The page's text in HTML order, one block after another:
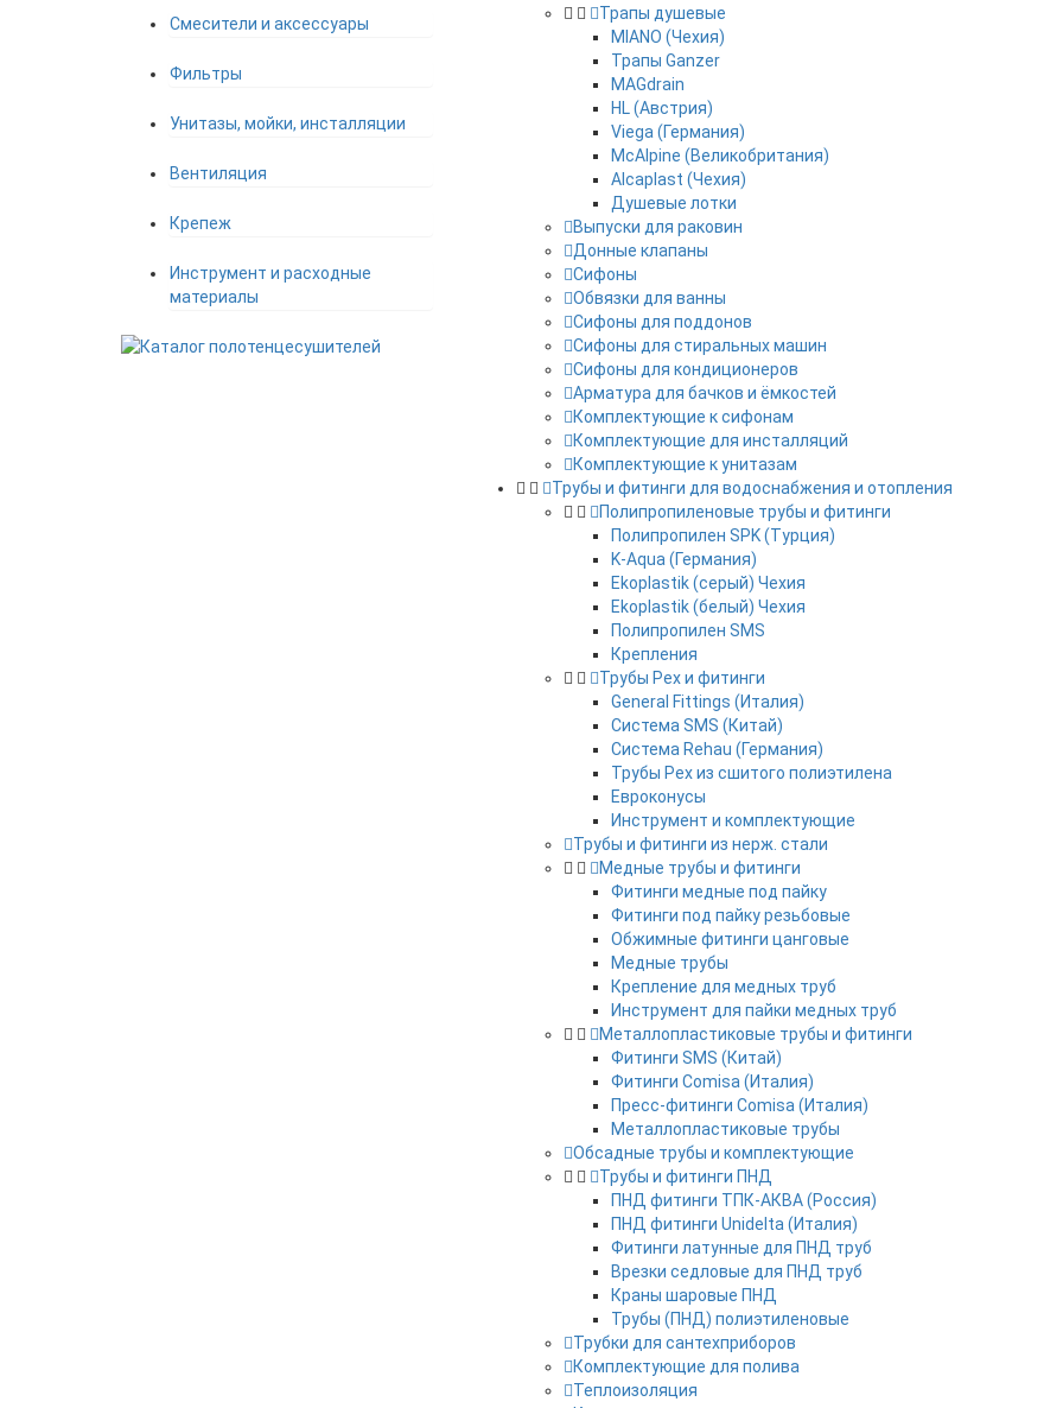
Смесители и аксессуары
Фильтры
Унитазы, мойки, инсталляции
Вентиляция
Крепеж
Инструмент и расходные
материалы
Трапы душевые
MIANO (Чехия)
Трапы Ganzer
MAGdrain
HL (Австрия)
Viega (Германия)
McAlpine (Великобритания)
Alcaplast (Чехия)
Душевые лотки
Выпуски для раковин
Донные клапаны
Сифоны
Обвязки для ванны
Сифоны для поддонов
Сифоны для стиральных машин
Сифоны для кондиционеров
Арматура для бачков и ёмкостей
Комплектующие к сифонам
Комплектующие для инсталляций
Комплектующие к унитазам
Трубы и фитинги для водоснабжения и отопления
Полипропиленовые трубы и фитинги
Полипропилен SPK (Турция)
K-Aqua (Германия)
Ekoplastik (серый) Чехия
Ekoplastik (белый) Чехия
Полипропилен SMS
Крепления
Трубы Pex и фитинги
General Fittings (Италия)
Система SMS (Китай)
Система Rehau (Германия)
Трубы Pex из сшитого полиэтилена
Евроконусы
Инструмент и комплектующие
Трубы и фитинги из нерж. стали
Медные трубы и фитинги
Фитинги медные под пайку
Фитинги под пайку резьбовые
Обжимные фитинги цанговые
Медные трубы
Крепление для медных труб
Инструмент для пайки медных труб
Металлопластиковые трубы и фитинги
Фитинги SMS (Китай)
Фитинги Comisa (Италия)
Пресс-фитинги Comisa (Италия)
Металлопластиковые трубы
Обсадные трубы и комплектующие
Трубы и фитинги ПНД
ПНД фитинги ТПК-АКВА (Россия)
ПНД фитинги Unidelta (Италия)
Фитинги латунные для ПНД труб
Врезки седловые для ПНД труб
Краны шаровые ПНД
Трубы (ПНД) полиэтиленовые
Трубки для сантехприборов
Комплектующие для полива
Теплоизоляция